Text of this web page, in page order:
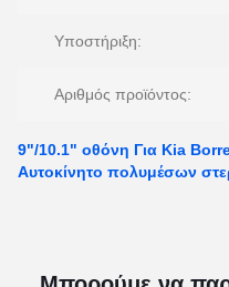
Υποστήριξη:
Αριθμός προϊόντος:
9"/10.1" οθόνη Για Kia
Αυτοκίνητο πολυμέσων